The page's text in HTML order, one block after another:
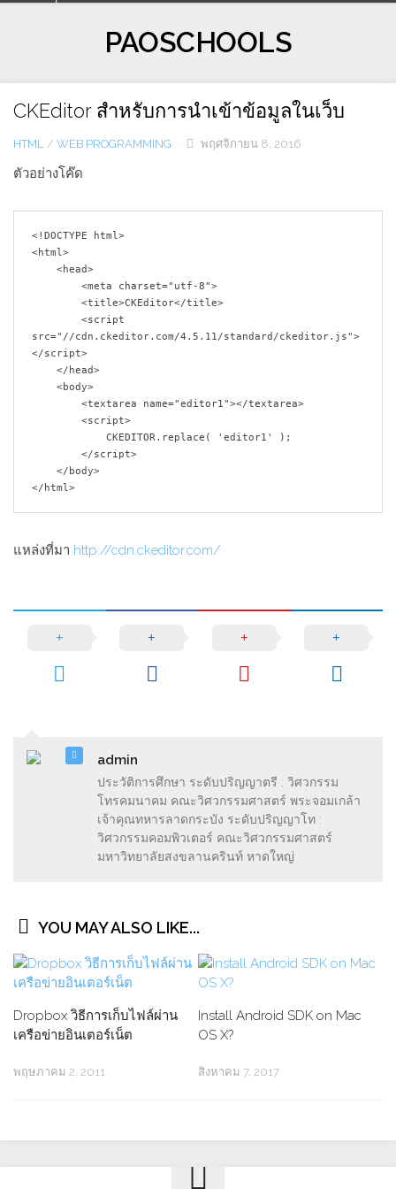
Skip
PAOSCHOOLS
CKEditor สำหรับการนำเข้าข้อมูลในเว็บ
HTML / WEB PROGRAMMING พฤศจิกายน 8, 2016
ตัวอย่างโค๊ด
<!DOCTYPE html>
<html>
src="//cdn.ckeditor.com/4.5.11/standard/ckeditor.js">
</script>
CKEDITOR.replace( 'editor1' );
</script>
</html>
แหล่งที่มา http://cdn.ckeditor.com/
admin
ประวัติการศึกษา ระดับปริญญาตรี : วิศวกรรม
โทรคมนาคม คณะวิศวกรรมศาสตร์ พระจอมเกล้า
เจ้าคุณทหารลาดกระบัง ระดับปริญญาโท :
วิศวกรรมคอมพิวเตอร์ คณะวิศวกรรมศาสตร์
มหาวิทยาลัยสงขลานครินท์ หาดใหญ่
YOU MAY ALSO LIKE...
Dropbox วิธีการเก็บไฟล์ผ่าน
เครือข่ายอินเตอร์เน็ต
พฤษภาคม 2, 2011
Install Android SDK on Mac
OS X?
สิงหาคม 7, 2017